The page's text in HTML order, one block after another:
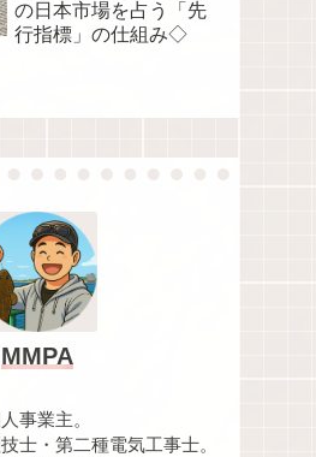
の日本市場を占う「先
行指標」の仕組み◇
MMPA
事業主。
士・第二種電気工事士。